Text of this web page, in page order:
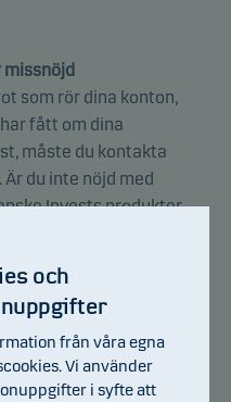
missnöjd
som rör dina konton,
fått om dina
måste du kontakta
du inte nöjd med
Invests produkter
och
från våra egna
Vi använder
i syfte att